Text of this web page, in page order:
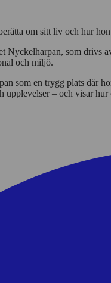
om sitt liv och hur
Nyckelharpan, som drivs
och miljö.
som en trygg plats där
upplevelser – och visar